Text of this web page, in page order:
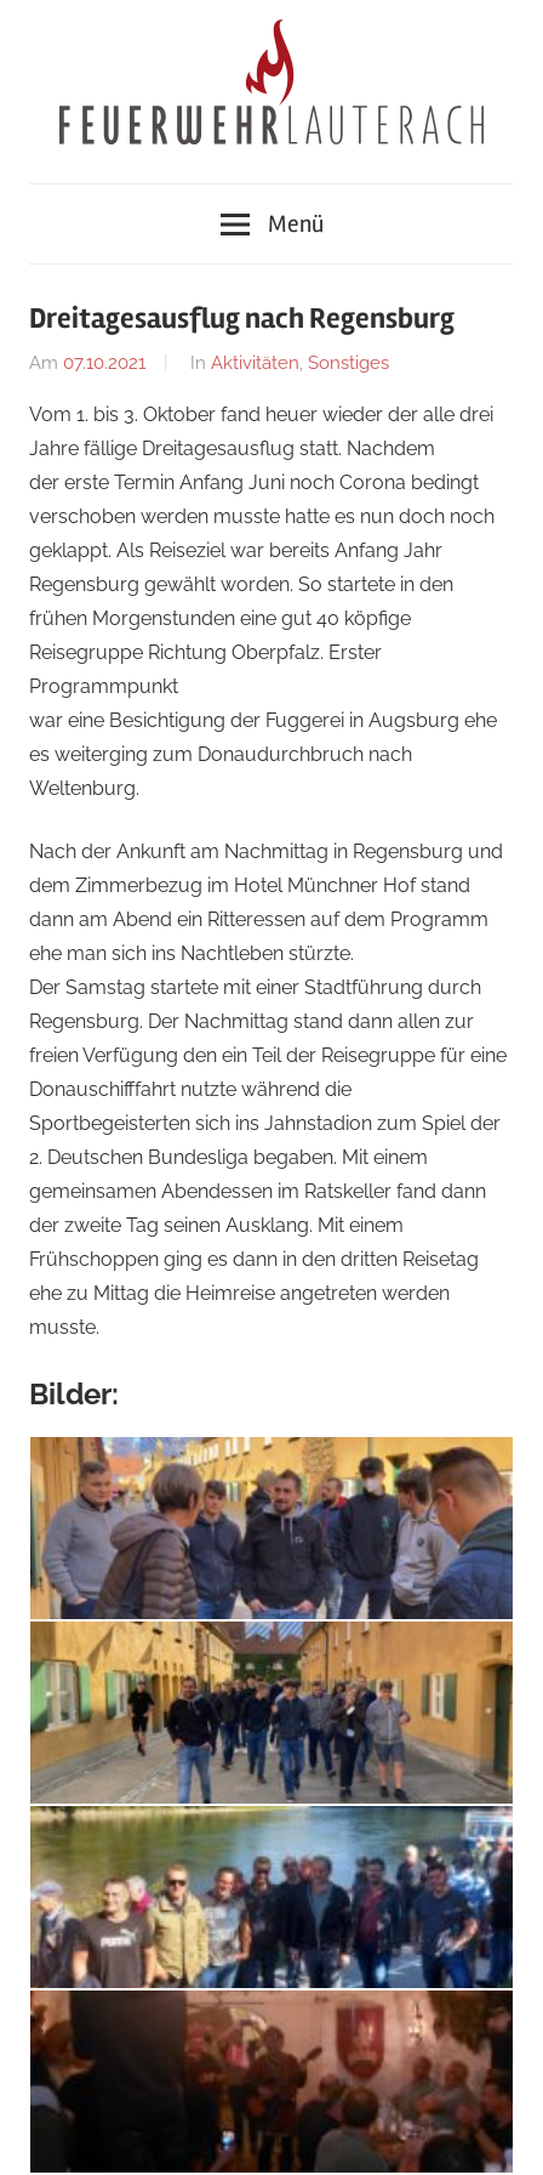
Lauterach
Menü
Dreitagesausflug nach Regensburg
Am 07.10.2021
Von
In Aktivitäten, Sonstiges
Vom 1. bis 3. Oktober fand heuer wieder der alle drei
Jahre fällige Dreitagesausflug statt. Nachdem
der erste Termin Anfang Juni noch Corona bedingt
verschoben werden musste hatte es nun doch noch
geklappt. Als Reiseziel war bereits Anfang Jahr
Regensburg gewählt worden. So startete in den
frühen Morgenstunden eine gut 40 köpfige
Reisegruppe Richtung Oberpfalz. Erster
Programmpunkt
war eine Besichtigung der Fuggerei in Augsburg ehe
es weiterging zum Donaudurchbruch nach
Weltenburg.
Nach der Ankunft am Nachmittag in Regensburg und
dem Zimmerbezug im Hotel Münchner Hof stand
dann am Abend ein Ritteressen auf dem Programm
ehe man sich ins Nachtleben stürzte.
Der Samstag startete mit einer Stadtführung durch
Regensburg. Der Nachmittag stand dann allen zur
freien Verfügung den ein Teil der Reisegruppe für eine
Donauschifffahrt nutzte während die
Sportbegeisterten sich ins Jahnstadion zum Spiel der
2. Deutschen Bundesliga begaben. Mit einem
gemeinsamen Abendessen im Ratskeller fand dann
der zweite Tag seinen Ausklang. Mit einem
Frühschoppen ging es dann in den dritten Reisetag
ehe zu Mittag die Heimreise angetreten werden
musste.
Bilder: